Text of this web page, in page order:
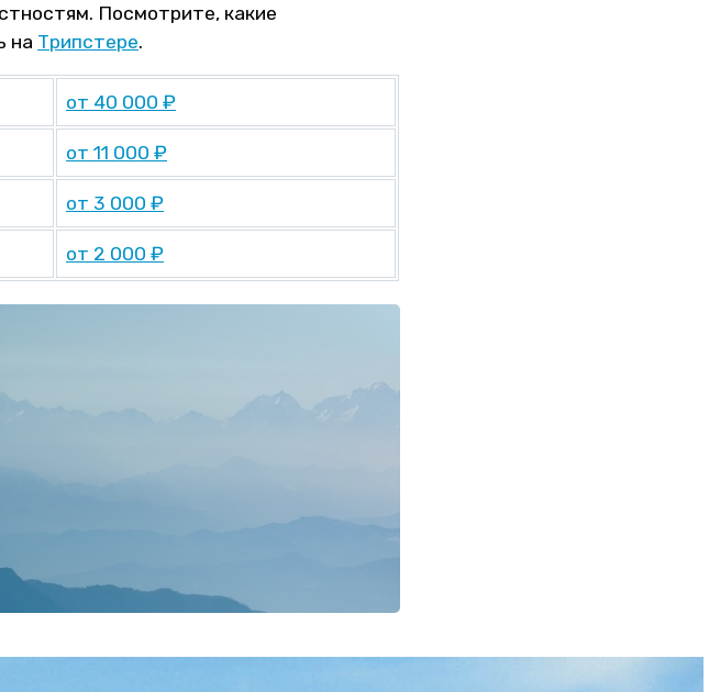
Посмотрите, какие
на Трипстере.
от 40 000 ₽
от 11 000 ₽
от 3 000 ₽
от 2 000 ₽